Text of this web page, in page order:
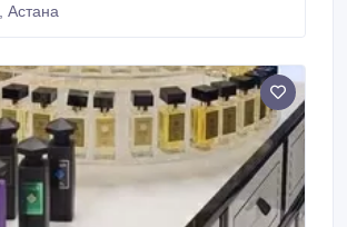
свой бизнес без финансовых
Астана